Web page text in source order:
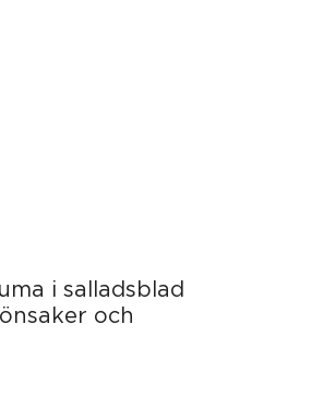
i salladsblad
och